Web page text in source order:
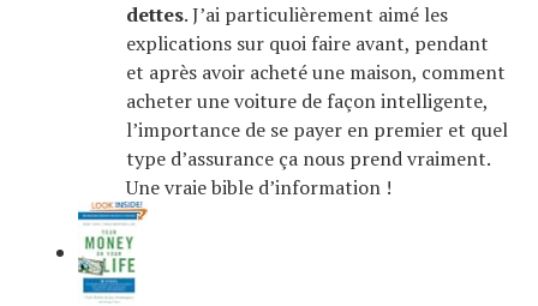
dettes. J’ai particulièrement aimé les
explications sur quoi faire avant, pendant
et après avoir acheté une maison, comment
acheter une voiture de façon intelligente,
l’importance de se payer en premier et quel
type d’assurance ça nous prend vraiment.
Une vraie bible d’information !